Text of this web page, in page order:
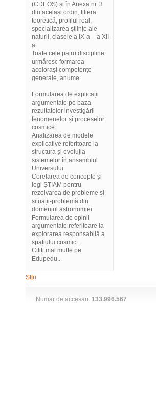
(CDEOȘ) și în Anexa nr. 3
din același ordin, filiera
teoretică, profilul real,
specializarea științe ale
naturii, clasele a IX-a – a XII-
a.
Toate cele patru discipline
urmăresc formarea
acelorași competențe
generale, anume:
Formularea de explicații
argumentate pe baza
rezultatelor investigării
fenomenelor și proceselor
cosmice
Analizarea de modele
explicative referitoare la
structura și evoluția
sistemelor în ansamblul
Universului
Corelarea de concepte și
legi ȘTIAM pentru
rezolvarea de probleme și
situații-problemă din
domeniul astronomiei.
Formularea de opinii
argumentate referitoare la
explorarea responsabilă a
spațiului cosmic...
Citiți mai multe pe
Edupedu...
Stiri
Numar de accesari: 133.996.567